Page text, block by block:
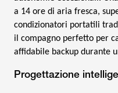
a 14 ore di aria fresca,
condizionatori portatili
il compagno perfetto per
affidabile backup durante
Progettazione